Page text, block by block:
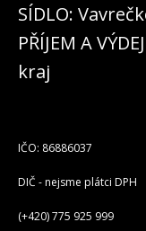
SÍDLO:
PŘÍJEM A
kraj
IČO: 86886037
DIČ - nejsme plátci DPH
(+420) 775 925 999